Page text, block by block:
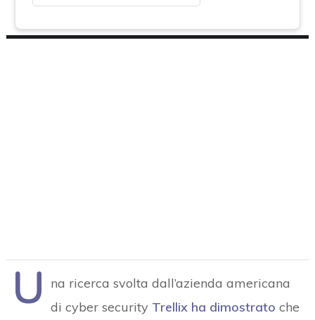
U
na ricerca svolta dall’azienda americana
di cyber security Trellix ha dimostrato che